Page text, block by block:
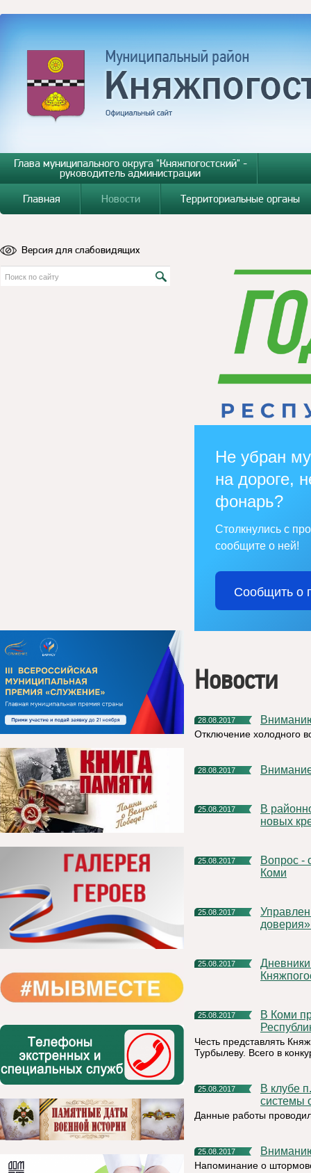
Глава муниципального округа "Княжпогостский" -
руководитель администрации
Главная
Новости Территориальные органы
Версия для слабовидящих
Не убран
на дороге,
фонарь?
Столкнулись с
сообщите о ней!
Сообщить о
Новости
28.08.2017
Отключение холодного
28.08.2017
25.08.2017
В районном доме культуры г. Емва завершилась установка
новых
25.08.2017
Вопрос - ответ от Управление Росреестра по Республике
Коми
25.08.2017
Управление Росреестра по Республике Коми: «телефоны
25.08.2017
Дневники школьника от «Единой России» поступили в школы
25.08.2017
В Коми прошел молодежный конкурс «Лучший призывник
Честь представлять
Турбылеву. Всего в
25.08.2017
В клубе п. Тракт Княжпогостского района завершился ремонт
системы
Данные работы
25.08.2017
Напоминание о